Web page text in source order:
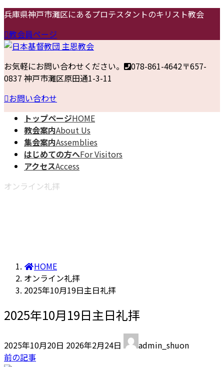
コ
テ
ン
ツ
へ
ス
キ
ッ
ナ
ゲ
ー
シ
ョ
ン
に
移
兵庫県神戸市灘区にあるプロテスタントのキリスト教会
教会員ページ
お気軽にお問い合わせください。 078-861-4642〒657-
0837 神戸市灘区原田通1-3-11
お問い合わせ
トップページHOME
教会案内About Us
集会案内Assemblies
はじめての方へFor Visitors
アクセスAccess
オンライン礼拝
HOME
オンライン礼拝
2025年10月19日主日礼拝
2025年10月19日主日礼拝
2025年10月20日 終
2026年2月24日
admin_shuon
前の記事